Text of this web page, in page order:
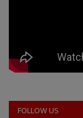
FOLLOW US